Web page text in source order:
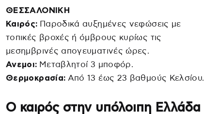
ΘΕΣΣΑΛΟΝΙΚΗ
Καιρός: Παροδικά αυξημένες νεφώσεις με
τοπικές βροχές ή όμβρους κυρίως τις
μεσημβρινές απογευματινές ώρες.
Ανεμοι: Μεταβλητοί 3 μποφόρ.
Θερμοκρασία: Από 13 έως 23 βαθμούς Κελσίου.
Ο καιρός στην υπόλοιπη Ελλάδα